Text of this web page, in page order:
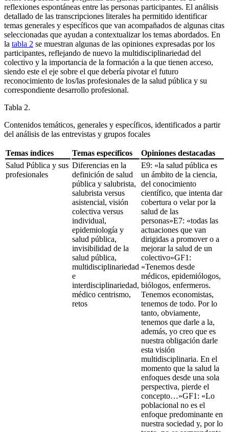
reflexiones espontáneas entre las personas participantes. El análisis
detallado de las transcripciones literales ha permitido identificar
temas generales y específicos que van acompañados de algunas citas
seleccionadas que ayudan a contextualizar los temas abordados. En
la tabla 2 se muestran algunas de las opiniones expresadas por los
participantes, reflejando de nuevo la multidisciplinariedad del
colectivo y la importancia de la formación a la que tienen acceso,
siendo este el eje sobre el que debería pivotar el futuro
reconocimiento de los/las profesionales de la salud pública y su
correspondiente desarrollo profesional.
Tabla 2.
Contenidos temáticos, generales y específicos, identificados a partir
del análisis de las entrevistas y grupos focales
Temas índices Temas específicos
Opiniones destacadas
Salud Pública y sus
profesionales
Diferencias en la
definición de salud
pública y salubrista,
salubrista versus
asistencial, visión
colectiva versus
individual,
epidemiología y
salud pública,
invisibilidad de la
salud pública,
multidisciplinariedad
e
interdisciplinariedad,
médico centrismo,
retos
E9: «la salud pública es
un ámbito de la ciencia,
del conocimiento
científico, que intenta dar
cobertura o velar por la
salud de las
personas»E7: «todas las
actuaciones que van
dirigidas a promover o a
mejorar la salud de un
colectivo»GF1:
«Tenemos desde
médicos, epidemiólogos,
biólogos, enfermeros.
Tenemos economistas,
tenemos de todo. Por lo
tanto, obviamente,
tenemos que darle a la,
además, yo creo que es
nuestra obligación darle
esta visión
multidisciplinaria. En el
momento que la salud la
enfoques desde una sola
perspectiva, pierde el
concepto…»GF1: «Lo
poblacional no es el
enfoque predominante en
nuestra sociedad y, por lo